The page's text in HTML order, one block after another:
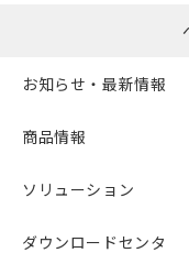
お知らせ・最新情報
商品情報
ソリューション
ダウンロードセンタ